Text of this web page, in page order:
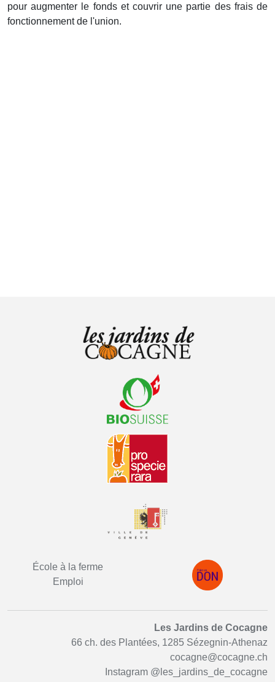
pour augmenter le fonds et couvrir une partie des frais de
fonctionnement de l'union.
École à la ferme
Emploi
Les Jardins de Cocagne
66 ch. des Plantées, 1285 Sézegnin-Athenaz
cocagne@cocagne.ch
Instagram @les_jardins_de_cocagne